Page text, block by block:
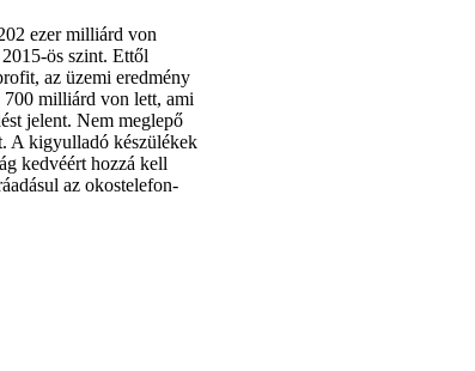
ezer milliárd von
ös szint. Ettől
az üzemi eredmény
700 milliárd von lett, ami
jelent. Nem meglepő
A kigyulladó készülékek
kedvéért hozzá kell
az okostelefon-